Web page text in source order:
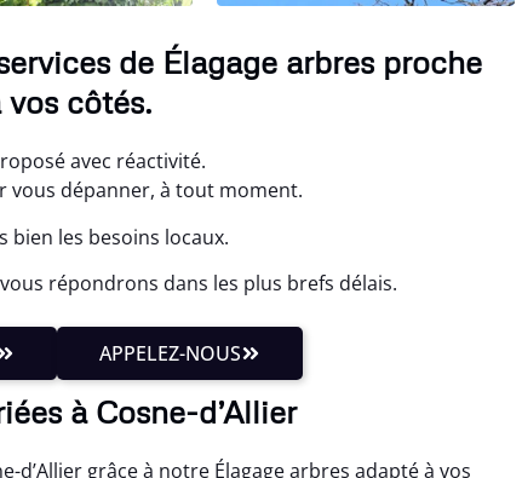
de Élagage arbres proche
vos côtés.
avec réactivité.
vous dépanner, à tout moment.
bien les besoins locaux.
répondrons dans les plus brefs délais.
APPELEZ-NOUS
à Cosne-d’Allier
d’Allier grâce à notre Élagage arbres adapté à vos